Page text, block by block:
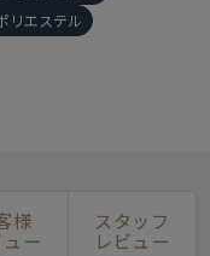
リエステル
様
ー
スタッフ
レビュー